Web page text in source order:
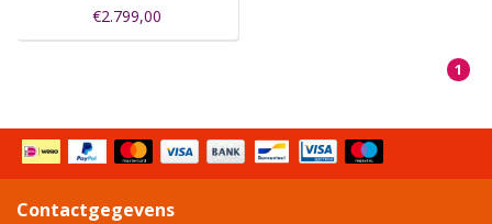
€2.799,00
1
Contactgegevens